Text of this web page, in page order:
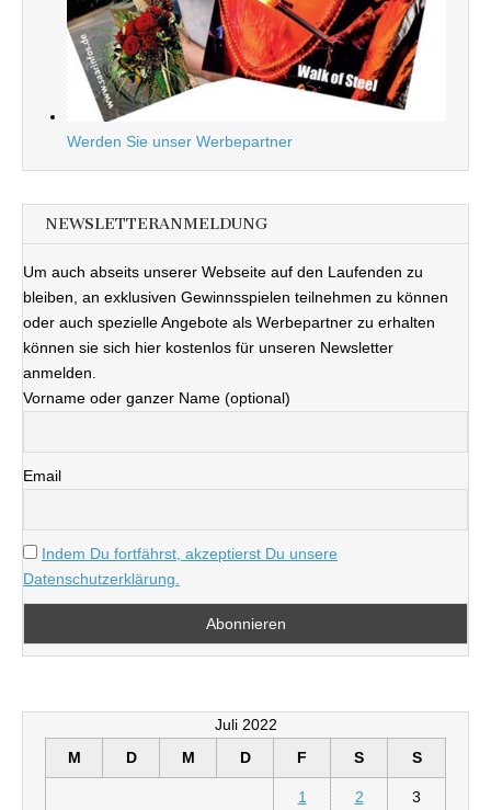
Werden Sie unser Werbepartner
NEWSLETTERANMELDUNG
Um auch abseits unserer Webseite auf den Laufenden zu
bleiben, an exklusiven Gewinnsspielen teilnehmen zu können
oder auch spezielle Angebote als Werbepartner zu erhalten
können sie sich hier kostenlos für unseren Newsletter
anmelden.
Vorname oder ganzer Name (optional)
Email
Indem Du fortfährst, akzeptierst Du unsere
Datenschutzerklärung.
Juli 2022
M
D M D F S S
1 2 3